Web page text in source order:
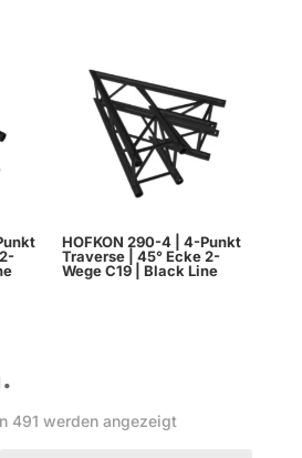
HOFKON 290-4 | 4-Punkt
Traverse | 45° Ecke 2-
Wege C19 | Black Line
491 werden angezeigtNach